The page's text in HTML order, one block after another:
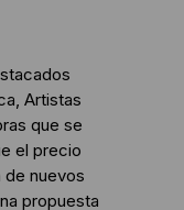
Artistas
que se
el precio
de nuevos
propuesta